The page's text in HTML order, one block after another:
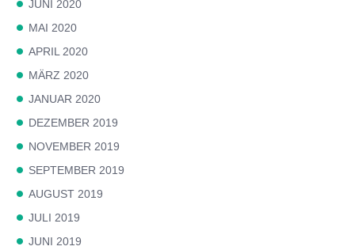
JUNI 2020
MAI 2020
APRIL 2020
MÄRZ 2020
JANUAR 2020
DEZEMBER 2019
NOVEMBER 2019
SEPTEMBER 2019
AUGUST 2019
JULI 2019
JUNI 2019